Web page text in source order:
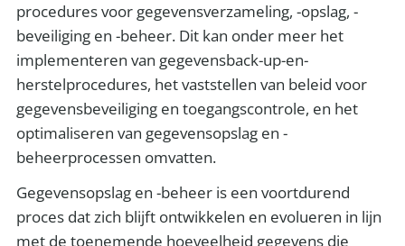
procedures voor gegevensverzameling, -opslag, -
beveiliging en -beheer. Dit kan onder meer het
implementeren van gegevensback-up-en-
herstelprocedures, het vaststellen van beleid voor
gegevensbeveiliging en toegangscontrole, en het
optimaliseren van gegevensopslag en -
beheerprocessen omvatten.
Gegevensopslag en -beheer is een voortdurend
proces dat zich blijft ontwikkelen en evolueren in lijn
met de toenemende hoeveelheid gegevens die